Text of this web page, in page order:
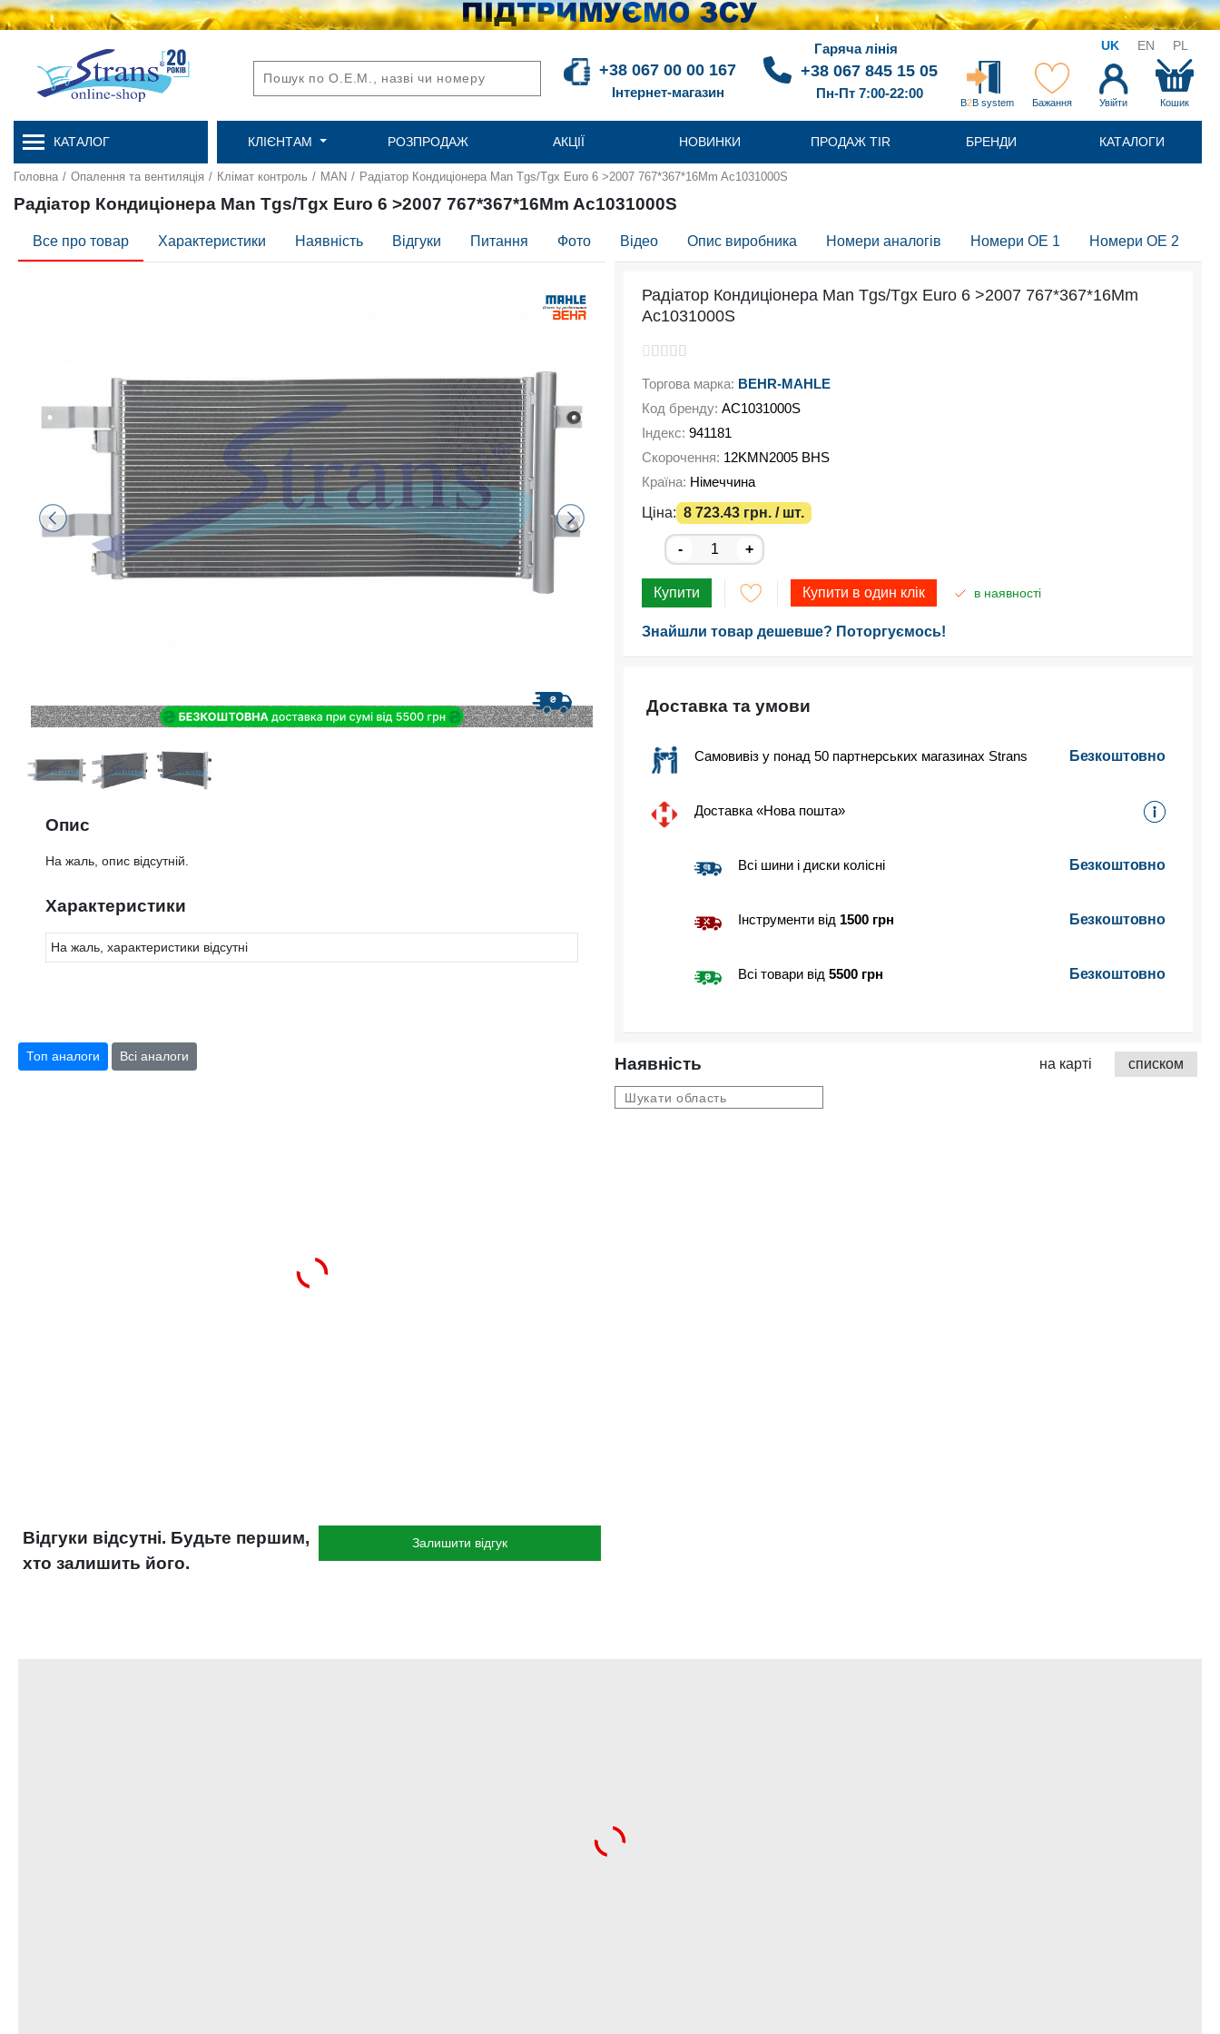
UK EN PL
+38 067 00 00 167
Інтернет-магазин
Гаряча лінія
+38 067 845 15 05
Пн-Пт 7:00-22:00
B2B system Бажання Увійти Кошик
КАТАЛОГ КЛІЄНТАМ РОЗПРОДАЖ АКЦІЇ НОВИНКИ ПРОДАЖ TIR БРЕНДИ КАТАЛОГИ
Головна / Опалення та вентиляція / Клімат контроль / MAN / Радіатор Кондиціонера Man Tgs/Tgx Euro 6 >2007 767*367*16Mm Ac1031000S
Радіатор Кондиціонера Man Tgs/Tgx Euro 6 >2007 767*367*16Mm Ac1031000S
Все про товар Характеристики Наявність Відгуки Питання Фото Відео Опис виробника Номери аналогів Номери OE 1 Номери OE 2
Опис
На жаль, опис відсутній.
Характеристики
На жаль, характеристики відсутні
Радіатор Кондиціонера Man Tgs/Tgx Euro 6 >2007 767*367*16Mm
Ac1031000S
Торгова марка: BEHR-MAHLE
Код бренду: AC1031000S
Індекс: 941181
Скорочення: 12KMN2005 BHS
Країна: Німеччина
Ціна: 8 723.43 грн. / шт.
- +
Купити Купити в один клік в наявності
Знайшли товар дешевше? Поторгуємось!
Доставка та умови
Самовивіз у понад 50 партнерських магазинах Strans Безкоштовно
Доставка «Нова пошта»
Всі шини і диски колісні Безкоштовно
Інструменти від 1500 грн Безкоштовно
Всі товари від5500 грн Безкоштовно
Топ аналоги Всі аналоги Наявність на карті списком
Відгуки відсутні. Будьте першим,
хто залишить його.
Залишити відгук